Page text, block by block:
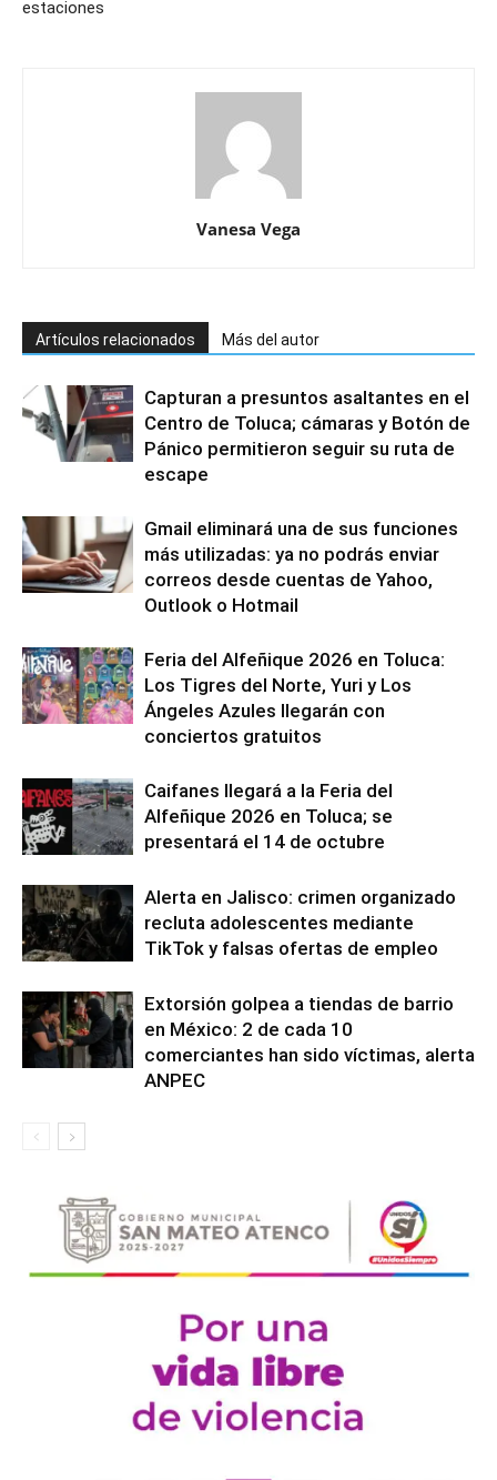
estaciones
Vanesa Vega
Artículos relacionados Más del autor
Capturan a presuntos asaltantes en el
Centro de Toluca; cámaras y Botón de
Pánico permitieron seguir su ruta de
escape
Gmail eliminará una de sus funciones
más utilizadas: ya no podrás enviar
correos desde cuentas de Yahoo,
Outlook o Hotmail
Feria del Alfeñique 2026 en Toluca:
Los Tigres del Norte, Yuri y Los
Ángeles Azules llegarán con
conciertos gratuitos
Caifanes llegará a la Feria del
Alfeñique 2026 en Toluca; se
presentará el 14 de octubre
Alerta en Jalisco: crimen organizado
recluta adolescentes mediante
TikTok y falsas ofertas de empleo
Extorsión golpea a tiendas de barrio
en México: 2 de cada 10
comerciantes han sido víctimas, alerta
ANPEC